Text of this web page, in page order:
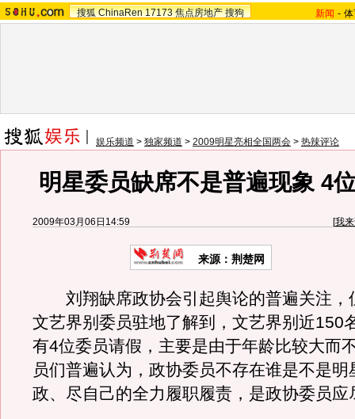
搜狐 ChinaRen 17173 焦点房地产 搜狗 新闻 -
娱乐频道 > 独家频道 > 2009明星亮相全国两会 > 热辣评论
明星委员缺席不是普遍现象 4
2009年03月06日14:59 [我
来源：荆楚网
刘翔缺席政协会引起舆论的普遍关注，
文艺界别委员驻地了解到，文艺界别近150
有4位委员请假，主要是由于年龄比较大而
员们普遍认为，政协委员不存在谁是不是明
政、尽自己的全力履职履责，是政协委员应